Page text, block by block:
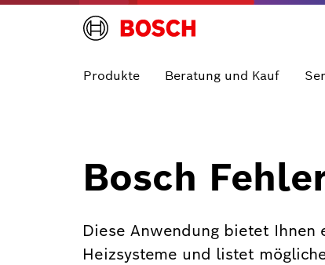
Produkte Beratung und Kauf
Bosch
Diese Anwendung bietet Ihnen
Heizsysteme und listet